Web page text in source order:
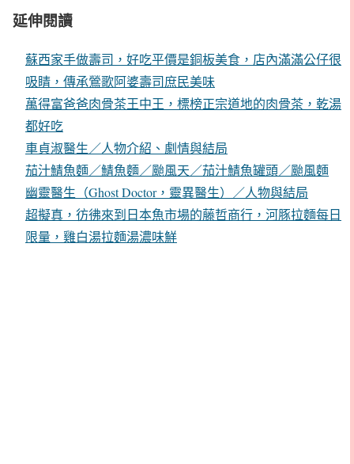
延伸閱讀
蘇西家手做壽司，好吃平價是銅板美食，店內滿滿公仔很
吸睛，傳承鶯歌阿婆壽司庶民美味
萬得富爸爸肉骨茶王中王，標榜正宗道地的肉骨茶，乾湯
都好吃
車貞淑醫生／人物介紹、劇情與結局
茄汁鯖魚麵／鯖魚麵／颱風天／茄汁鯖魚罐頭／颱風麵
幽靈醫生（Ghost Doctor，靈異醫生）／人物與結局
超擬真，彷彿來到日本魚市場的藤哲商行，河豚拉麵每日
限量，雞白湯拉麵湯濃味鮮